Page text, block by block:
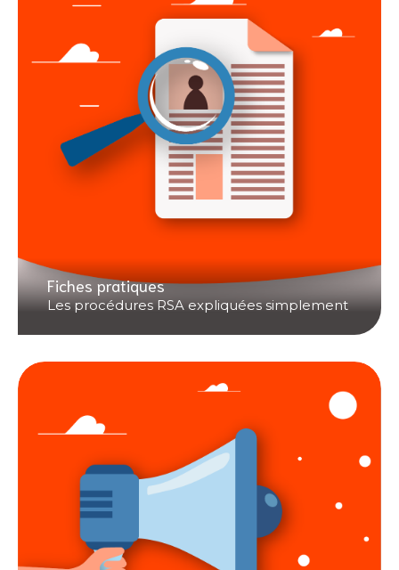
Fiches pratiques
Les procédures RSA expliquées simplement